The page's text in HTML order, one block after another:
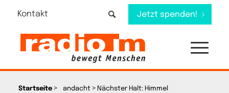
Kontakt Jetzt spenden!
Startseite> andacht> Nächster Halt: Himmel